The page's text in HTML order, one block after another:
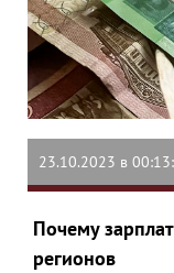
23.10.2023 в
Почему
регионов